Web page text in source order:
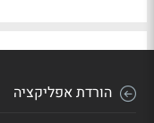
הורדת אפליקציה